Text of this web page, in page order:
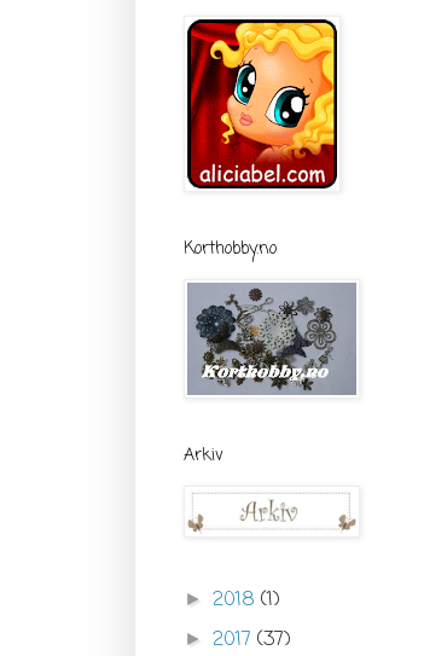
Korthobby.no
Arkiv
► 2018 (1)
► 2017 (37)